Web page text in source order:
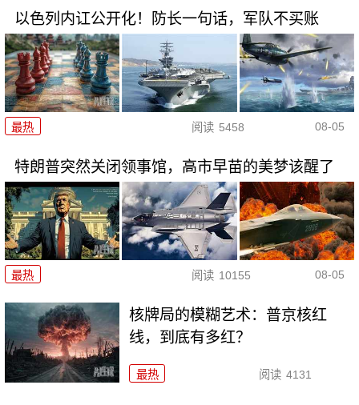
以色列内讧公开化！防长一句话，军队不买账
最热 阅读 5458 08-05
特朗普突然关闭领事馆，高市早苗的美梦该醒了
最热 阅读 10155 08-05
核牌局的模糊艺术：普京核红
线，到底有多红？
最热 阅读 4131